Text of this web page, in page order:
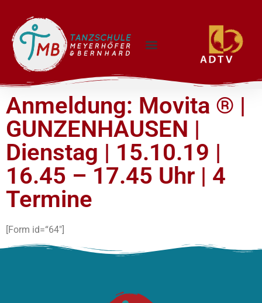
Anmeldung: Movita ® |
GUNZENHAUSEN |
Dienstag | 15.10.19 |
16.45 – 17.45 Uhr | 4
Termine
[Form id=“64″]